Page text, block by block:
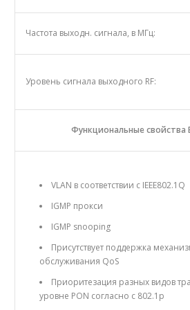
Частота выходн. сигнала, в МГц:
Уровень сигнала выходного RF:
Функциональные свойства
VLAN в соответствии с IEEE802.1Q
IGMP прокси
IGMP snooping
Присутствует поддержка
обслуживания QoS
Приоритезация разных видов
уровне PON согласно с 802.1р